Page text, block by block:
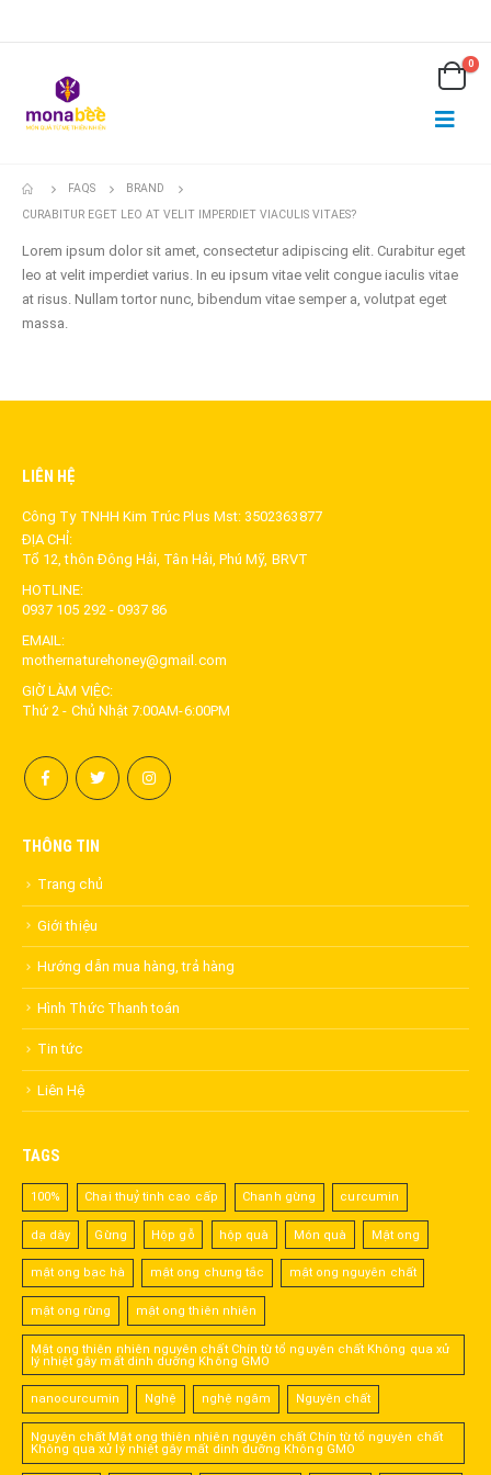
0
FAQS
BRAND
CURABITUR EGET LEO AT VELIT IMPERDIET VIACULIS VITAES?
Lorem ipsum dolor sit amet, consectetur adipiscing elit. Curabitur eget
leo at velit imperdiet varius. In eu ipsum vitae velit congue iaculis vitae
at risus. Nullam tortor nunc, bibendum vitae semper a, volutpat eget
massa.
LIÊN HỆ
Công Ty TNHH Kim Trúc Plus Mst: 3502363877
ĐỊA CHỈ:
Tổ 12, thôn Đông Hải, Tân Hải, Phú Mỹ, BRVT
HOTLINE:
0937 105 292 - 0937 86
EMAIL:
mothernaturehoney@gmail.com
GIỜ LÀM VIỆC:
Thứ 2 - Chủ Nhật 7:00AM-6:00PM
THÔNG TIN
Trang chủ
Giới thiệu
Hướng dẫn mua hàng, trả hàng
Hình Thức Thanh toán
Tin tức
Liên Hệ
TAGS
100% Chai thuỷ tinh cao cấp Chanh gừng curcumin
dạ dày Gừng Hộp gỗ hộp quà Món quà Mật ong
mật ong bạc hà mật ong chưng tắc mật ong nguyên chất
mật ong rừng mật ong thiên nhiên
Mật ong thiên nhiên nguyên chất Chín từ tổ nguyên chất Không qua xử
lý nhiệt gây mất dinh dưỡng Không GMO
nanocurcumin Nghệ nghệ ngâm Nguyên chất
Nguyên chất Mật ong thiên nhiên nguyên chất Chín từ tổ nguyên chất
Không qua xử lý nhiệt gây mất dinh dưỡng Không GMO